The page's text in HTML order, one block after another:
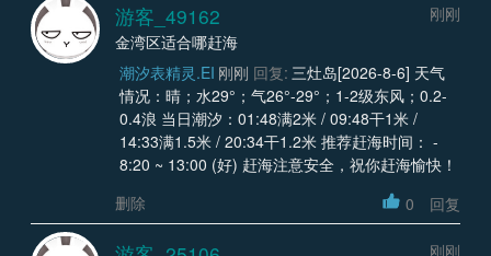
游客_49162
刚刚
金湾区适合哪赶海
潮汐表精灵.EI 刚刚 回复: 三灶岛[2026-8-6] 天气
情况：晴；水29°；气26°-29°；1-2级东风；0.2-
0.4浪 当日潮汐：01:48满2米 / 09:48干1米 /
14:33满1.5米 / 20:34干1.2米 推荐赶海时间： -
8:20 ~ 13:00 (好) 赶海注意安全，祝你赶海愉快！
删除
0 回复
刚刚